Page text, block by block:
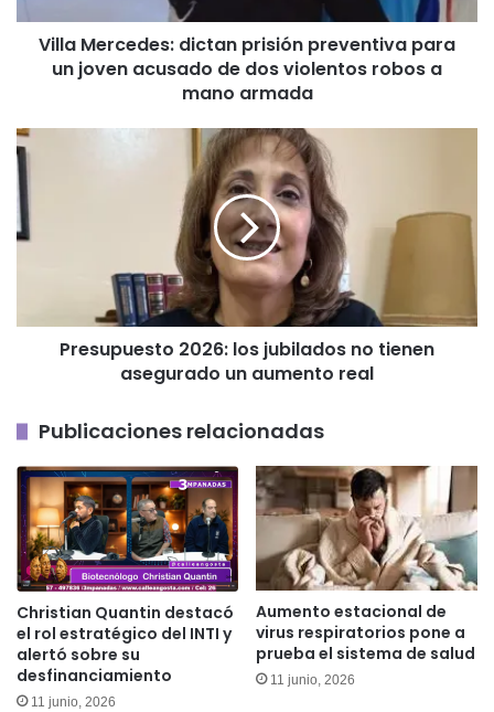
acusado
a
mano
armada
Villa Mercedes: dictan prisión preventiva para
un joven acusado de dos violentos robos a
mano armada
Presupuesto
2026:
los
jubilados
no
aumento
Presupuesto 2026: los jubilados no tienen
asegurado un aumento real
Publicaciones relacionadas
Christian Quantin destacó
el rol estratégico del INTI y
alertó sobre su
desfinanciamiento
11 junio, 2026
Aumento estacional de
virus respiratorios pone a
prueba el sistema de salud
11 junio, 2026